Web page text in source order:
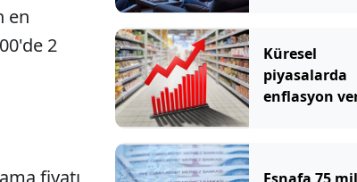
en
2
fiyatı
Küresel
piyasalarda
enflasyon